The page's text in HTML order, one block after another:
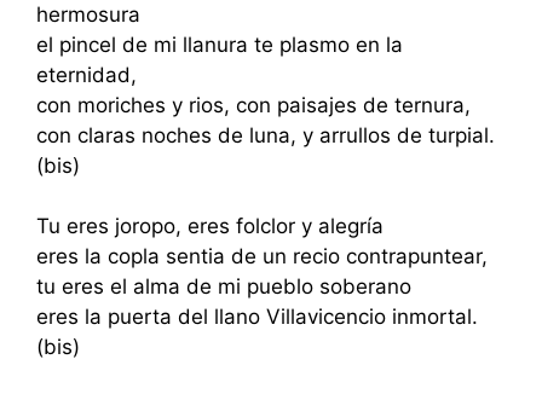
hermosura
el pincel de mi llanura te plasmo en la
eternidad,
con moriches y rios, con paisajes de ternura,
con claras noches de luna, y arrullos de turpial.
(bis)
Tu eres joropo, eres folclor y alegría
eres la copla sentia de un recio contrapuntear,
tu eres el alma de mi pueblo soberano
eres la puerta del llano Villavicencio inmortal.
(bis)